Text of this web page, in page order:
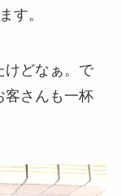
す。
けどなぁ。で
客さんも一杯